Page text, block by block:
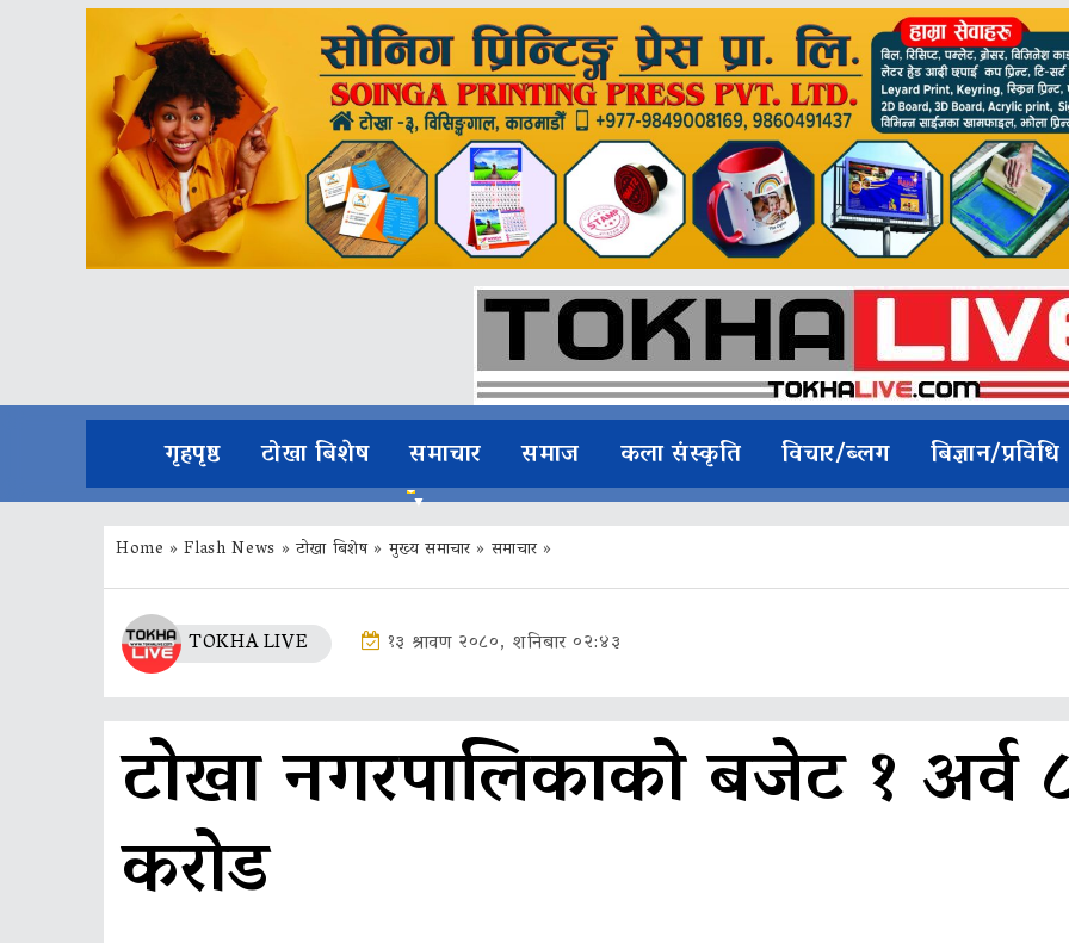
गृहपृष्ठ टोखा बिशेष समाचार समाज कला संस्कृति विचार/ब्लग बिज्ञान/प्रविधि
Home »Flash News » टोखा बिशेष» मुख्य समाचार» समाचार»
TOKHA LIVE १३ श्रावण २०८०, शनिबार ०२:४३
टोखा नगरपालिकाको बजेट १ अर्व
करोड